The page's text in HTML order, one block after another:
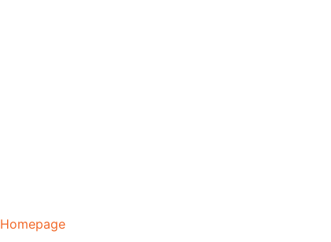
Homepage